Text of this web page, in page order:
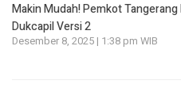
Makin Mudah! Pemkot
Dukcapil Versi 2
Desember 8, 2025 | 1:38 pm WIB